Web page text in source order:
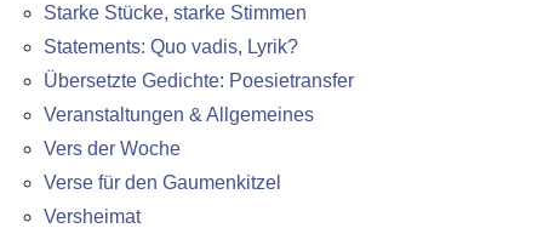
Starke Stücke, starke Stimmen
Statements: Quo vadis, Lyrik?
Übersetzte Gedichte: Poesietransfer
Veranstaltungen & Allgemeines
Vers der Woche
Verse für den Gaumenkitzel
Versheimat